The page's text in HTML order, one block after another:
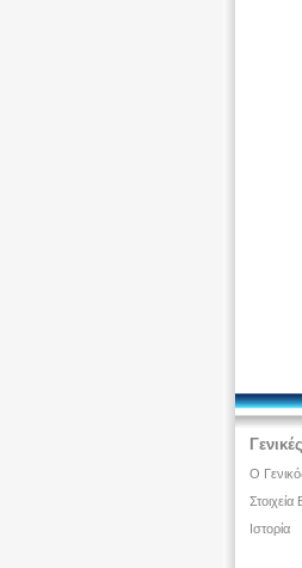
Ο
Στοιχεία
Ιστορία